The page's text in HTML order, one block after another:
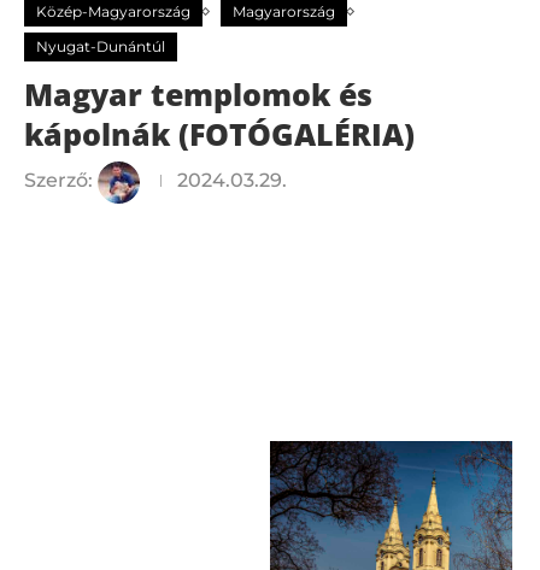
Közép-Magyarország
Magyarország
Nyugat-Dunántúl
Magyar templomok és
kápolnák (FOTÓGALÉRIA)
Szerző: 2024.03.29.